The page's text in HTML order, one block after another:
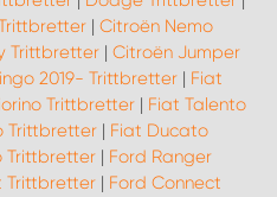
| Citroën Nemo
Trittbretter | Citroën Jumper
2019- Trittbretter | Fiat
Trittbretter | Fiat Talento
Trittbretter | Fiat Ducato
Trittbretter | Ford Ranger
Trittbretter| Ford Connect